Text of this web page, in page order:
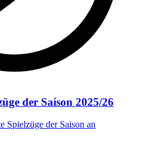
der Saison 2025/26
Spielzüge der Saison an